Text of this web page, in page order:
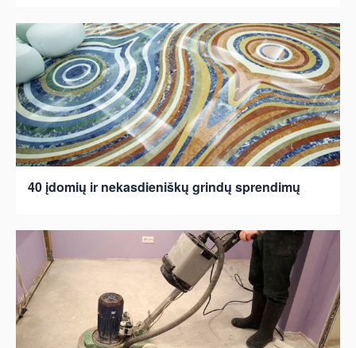
40 įdomių ir nekasdieniškų grindų sprendimų